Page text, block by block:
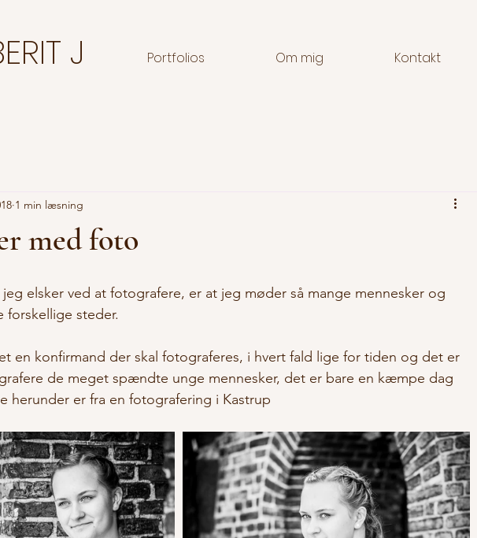
J Portfolios Om mig Kontakt
med foto
1 min læsning
elsker ved at fotografere, er at jeg møder så mange mennesker og
forskellige steder.
en konfirmand der skal fotograferes, i hvert fald lige for tiden og det er
de meget spændte unge mennesker, det er bare en kæmpe dag
herunder er fra en fotografering i Kastrup